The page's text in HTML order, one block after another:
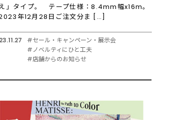
」タイプ。 テープ仕様：8.4mm幅x16m。
年12月28日ご注文分ま […]
#セール・キャンペーン・展示会
#ノベルティにひと工夫
#店舗からのお知らせ